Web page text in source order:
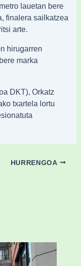
lauetan bere
finalera sailkatzea
arte.
hirugarren
marka
DKT), Orkatz
txartela lortu
HURRENGOA